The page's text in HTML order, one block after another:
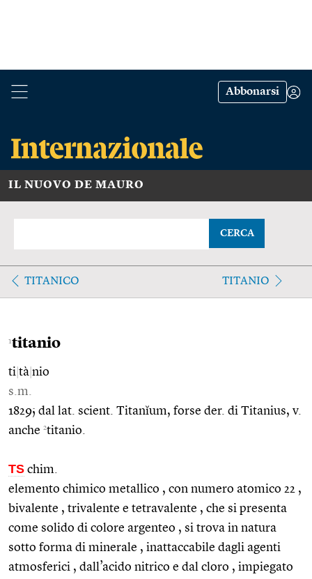
Abbonarsi
IL NUOVO DE MAURO
CERCA
TITANICO TITANIO
1titanio
ti tà nio
s.m.
1829; dal lat. scient. Titanĭum, forse der. di Titanius, v.
anche 2titanio.
TS chim.
elemento chimico metallico , con numero atomico 22 ,
bivalente , trivalente e tetravalente , che si presenta
come solido di colore argenteo , si trova in natura
sotto forma di minerale , inattaccabile dagli agenti
atmosferici , dall’acido nitrico e dal cloro , impiegato